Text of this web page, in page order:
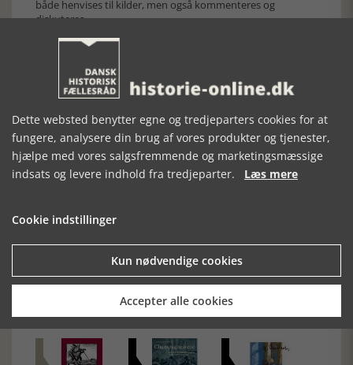
både henvises til kilder, men også kommenteres og
diskuteres.
Bogen præsenterer nye kunsthistoriske opdagelser, idet
samtidig perspektiverer nyopdagelserne. Såvel dansk kunst
som fransk impressionisme tilgåes med stor indsigt og
kunstfaglig grundighed, hvorved bogen er væsentlig for
[Historie-online.dk, den 10. juni 2026]
Forrige artikel
SE RELATEREDE ARTIKLER
Dette websted benytter egne og tredjeparters cookies for at
fungere, analysere din brug af vores produkter og tjenester,
hjælpe med vores salgsfremmende og marketingsmæssige
indsats og levere indhold fra tredjeparter. Læs mere
Cookie indstillinger
Kun nødvendige cookies
Accepter alle cookies